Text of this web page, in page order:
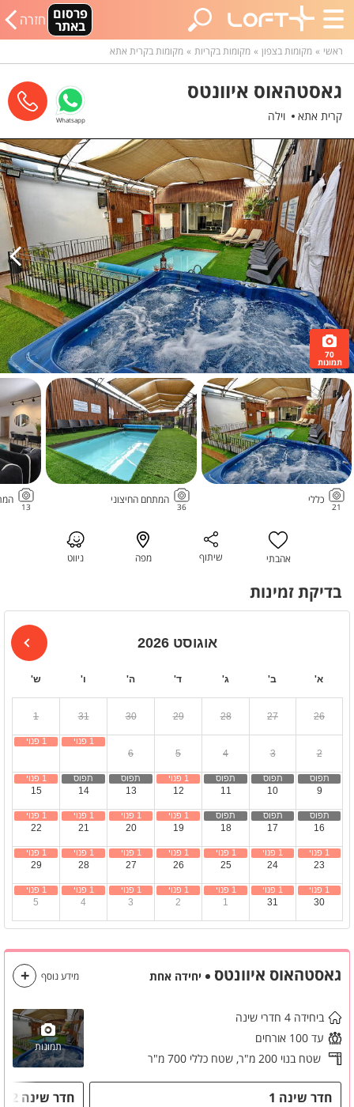
פרסום
באתר חזרה
ראשי מקומות בצפון מקומות בקריות מקומות בקרית אתא
גאסטהאוס איוונטס
קרית אתא וילה Whatsapp
70
תמונות
21
כללי
36
המתחם החיצוני
13
אהבתי שיתוף מפה ניווט
בדיקת זמינות
אוגוסט 2026
א' ב' ג' ד' ה' ו' ש'
26
27
28
29
30
31
1
2
3
4
5
6
9
10
11
12
13
14
15
16
17
18
19
20
21
22
23
24
25
26
27
28
29
30
31
1
2
3
4
5
גאסטהאוס איוונטס יחידה אחת
תמונות
ביחידה 4 חדרי שינה
עד 100 אורחים
שטח בנוי 200 מ"ר,
שטח כללי 700 מ"ר
חדר שינה 1 חדר שינה 2
מידע נוסף